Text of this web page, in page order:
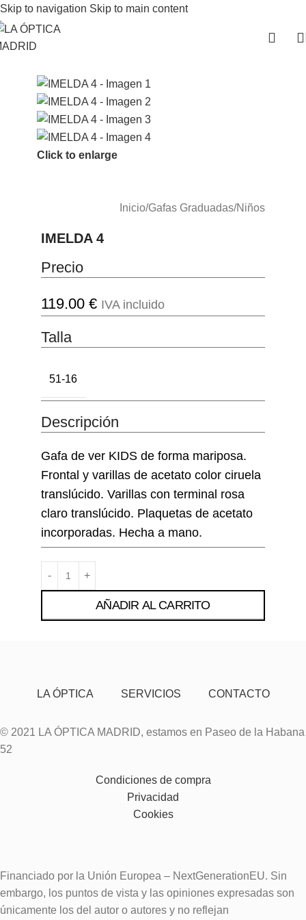
Skip to navigation Skip to main content
Click to enlarge
Inicio/Gafas Graduadas/Niños
IMELDA 4
Precio
119.00 € IVA incluido
Talla
51-16
Descripción
Gafa de ver KIDS de forma mariposa.
Frontal y varillas de acetato color ciruela
translúcido. Varillas con terminal rosa
claro translúcido. Plaquetas de acetato
incorporadas. Hecha a mano.
AÑADIR AL CARRITO
LA ÓPTICA SERVICIOS CONTACTO
© 2021 LA ÓPTICA MADRID, estamos en Paseo de la Habana
52
Condiciones de compra
Privacidad
Cookies
Financiado por la Unión Europea – NextGenerationEU. Sin
embargo, los puntos de vista y las opiniones expresadas son
únicamente los del autor o autores y no reflejan